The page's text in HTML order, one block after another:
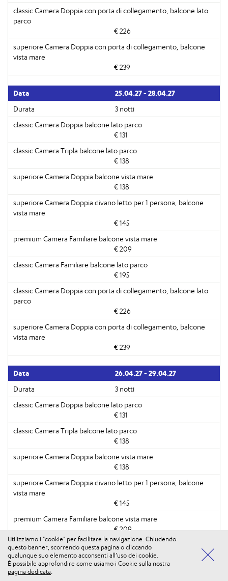
€ 226
€ 239
25.04.27 - 28.04.27
3 notti
€ 131
€ 138
€ 138
€ 145
€ 209
€ 195
€ 226
€ 239
26.04.27 - 29.04.27
3 notti
€ 131
€ 138
€ 138
€ 145
€ 209
€ 195
Vuoi usufruire di tutti i vantaggi di iosi PLUS? Accedi alla
tua Area Personale
Utilizziamo i "cookie" per facilitare la navigazione. Chiudendo
questo banner, scorrendo questa pagina o cliccando
qualunque suo elemento acconsenti all’uso dei cookie.
È possibile approfondire come usiamo i Cookie sulla nostra
pagina dedicata.